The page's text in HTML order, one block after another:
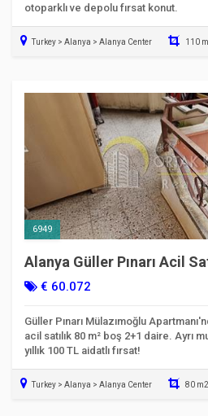
otoparklı ve depolu fırsat konut.
Turkey > Alanya > Alanya Center 110
6949
Alanya Güller Pınarı Acil
Mutfak | İskanlı | Kod 6949
€ 60.072
Güller Pınarı Mülazımoğlu
acil satılık 80 m² boş 2+1 daire. Ayrı
yıllık 100 TL aidatlı fırsat!
Turkey > Alanya > Alanya Center 80 m2